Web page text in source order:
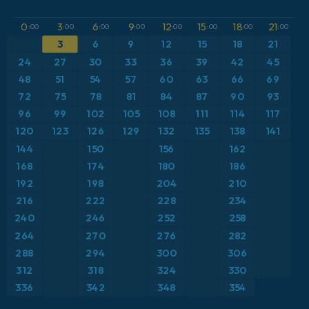
ICON Alemania 2 km
Caribe
Escandinavia
Estados Unidos
Europa
Francia
Grecia
Anomalía de temperatura a 2 m
Anomalía de temperatura a 850 hPa
CAPE
Presión
Punto de rocío a 2 m
Ráfagas de Viento Máximas
Ráfagas de viento
0 :00 3:00 6:00 9:00 12:00 15 :00 18:00 21:00
3 6 9 12 15 18 21
24 27 30 33 36 39 42
45
48
51 54 57 60 63 66 69
72 75 78 81 84 87 90 93
96 99 102 105 108 111 114 117
120 123 126 129 132 135 138
141
144
150 156
162
168
174 180
186
192
198 204 210
216 222 228 234
240 246 252
258
264
270 276
282
288
294 300
306
312
318 324 330
336 342 348 354